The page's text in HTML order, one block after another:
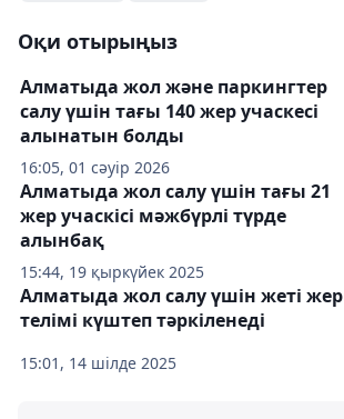
Оқи отырыңыз
16:05, 01 сәуір 2026
Алматыда жол және паркингтер
салу үшін тағы 140 жер учаскесі
алынатын болды
15:44, 19 қыркүйек 2025
Алматыда жол салу үшін тағы 21
жер учаскісі мәжбүрлі түрде
алынбақ
15:01, 14 шілде 2025
Алматыда жол салу үшін жеті жер
телімі күштеп тәркіленеді